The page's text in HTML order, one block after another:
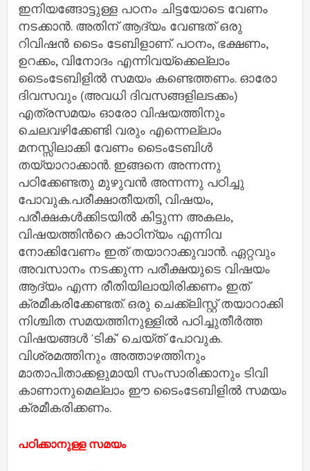
ഇനിയങ്ങോട്ടുള്ള പഠനം ചിട്ടയോടെ വേണം
നടക്കാന്‍. അതിന് ആദ്യം വേണ്ടത് ഒരു
റിവിഷന്‍ ടൈം ടേബിളാണ്. പഠനം, ഭക്ഷണം,
ഉറക്കം, വിനോദം എന്നിവയ്‌ക്കെല്ലാം
ടൈംടേബിളില്‍ സമയം കണ്ടെത്തണം. ഓരോ
ദിവസവും (അവധി ദിവസങ്ങളിലടക്കം)
എത്രസമയം ഓരോ വിഷയത്തിനും
ചെലവഴിക്കേണ്ടി വരും എന്നെല്ലാം
മനസ്സിലാക്കി വേണം ടൈംടേബിള്‍
തയ്യാറാക്കാന്‍. ഇങ്ങനെ അന്നന്നു
പഠിക്കേണ്ടതു മുഴുവന്‍ അന്നന്നു പഠിച്ചു
പോവുക.പരീക്ഷാതീയതി, വിഷയം,
പരീക്ഷകള്‍ക്കിടയില്‍ കിട്ടുന്ന അകലം,
വിഷയത്തിന്‍റെ കാഠിന്യം എന്നിവ
നോക്കിവേണം ഇത് തയാറാക്കുവാന്‍. ഏറ്റവും
അവസാനം നടക്കുന്ന പരീക്ഷയുടെ വിഷയം
ആദ്യം എന്ന രീതിയിലായിരിക്കണം ഇത്
ക്രമീകരിക്കേണ്ടത്. ഒരു ചെക്ക്‌ലിസ്റ്റ് തയാറാക്കി
നിശ്ചിത സമയത്തിനുള്ളില്‍ പഠിച്ചുതീര്‍ത്ത
വിഷയങ്ങള്‍ 'ടിക്' ചെയ്ത് പോവുക.
വിശ്രമത്തിനും അത്താഴത്തിനും
മാതാപിതാക്കളുമായി സംസാരിക്കാനും ടിവി
കാണാനുമെല്ലാം ഈ ടൈംടേബിളില്‍ സമയം
ക്രമീകരിക്കണം.
പഠിക്കാനുള്ള സമയം